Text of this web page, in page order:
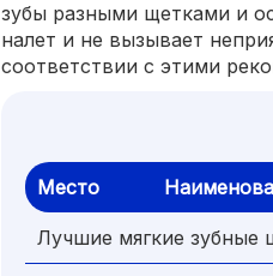
зубы разными щетками и
налет и не вызывает
соответствии с этими
Место
Лучшие мягкие зубные